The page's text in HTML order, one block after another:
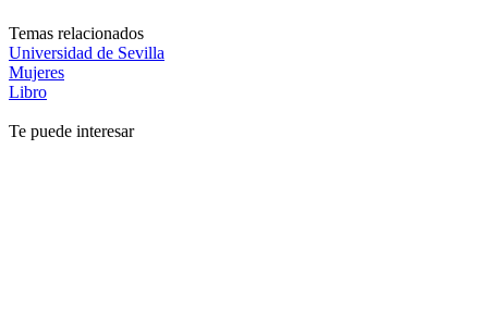
Temas relacionados
Universidad de Sevilla
Mujeres
Libro
Te puede interesar